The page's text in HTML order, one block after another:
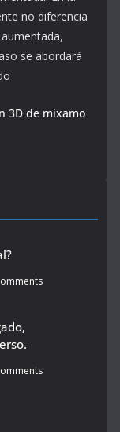
no diferencia
se abordará
3D de mixamo